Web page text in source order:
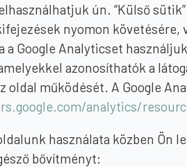
ún. “Külső
nyomon
Google Analyticset
azonosíthatók a
oldal működését. A Google
analytics/
használata közben Ön
bővítményt: